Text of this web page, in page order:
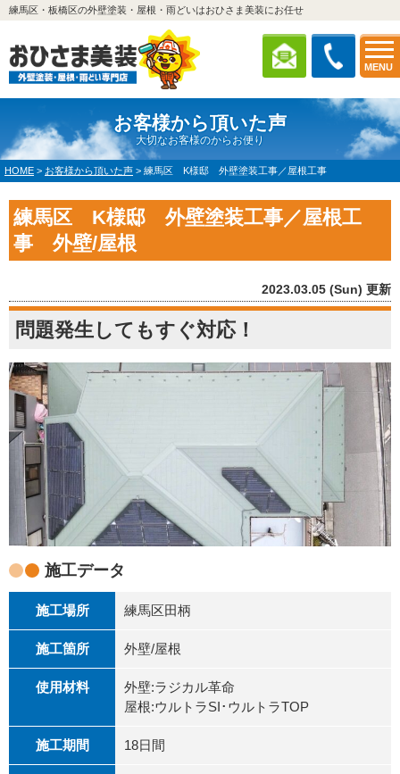
MENU
練馬区・板橋区の外壁塗装・屋根・雨どいはおひさま美装にお任せ
お客様から頂いた声
大切なお客様のからお便り
HOME > お客様から頂いた声 > 練馬区 K様邸 外壁塗装工事／屋根工事
練馬区 K様邸 外壁塗装工事／屋根工
事 外壁/屋根
2023.03.05 (Sun) 更新
問題発生してもすぐ対応！
施工データ
施工場所 練馬区田柄
施工箇所 外壁/屋根
使用材料
外壁:ラジカル革命
屋根:ウルトラSI･ウルトラTOP
施工期間 18日間